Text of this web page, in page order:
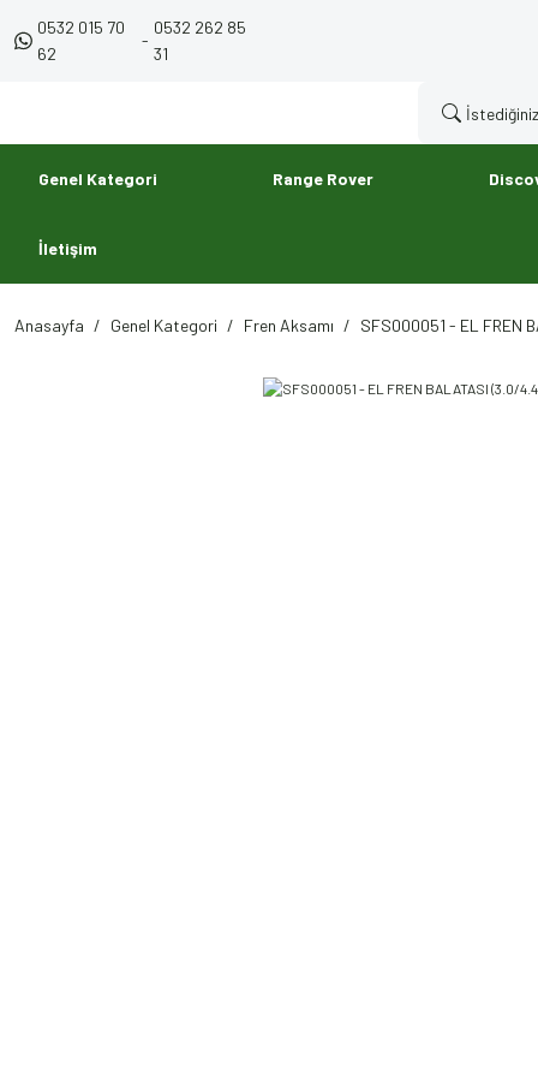
0532 015 70
62
-
0532 262 85
31
Genel Kategori Range Rover
İletişim
Anasayfa Genel Kategori Fren Aksamı SFS000051 - EL FREN